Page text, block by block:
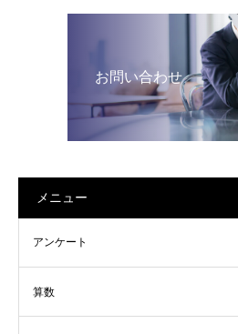
お問い合わせ
メニュー
アンケート
算数